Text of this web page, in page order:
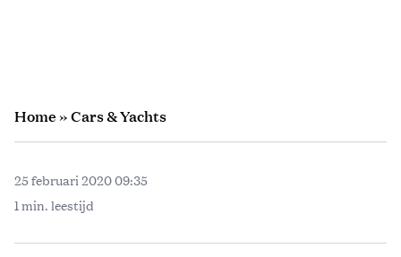
Home»Cars & Yachts
25 februari 2020 09:35
1 min. leestijd